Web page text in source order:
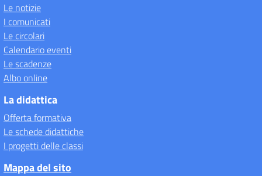
Le notizie
I comunicati
Le circolari
Calendario eventi
Le scadenze
Albo online
La didattica
Offerta formativa
Le schede didattiche
I progetti delle classi
Mappa del sito